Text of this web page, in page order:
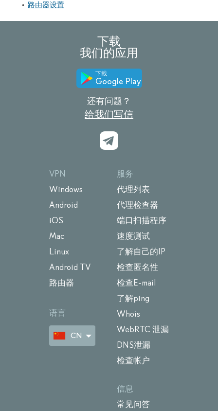
路由器设置
下载
我们的应用
下載
Google Play
还有问题？
给我们写信
VPN
Windows
Android
iOS
Mac
Linux
Android TV
路由器
语言
CN
服务
代理列表
代理检查器
端口扫描程序
速度测试
了解自己的IP
检查匿名性
检查E-mail
了解ping
Whois
WebRTC 泄漏
DNS泄漏
检查帐户
信息
常见问答